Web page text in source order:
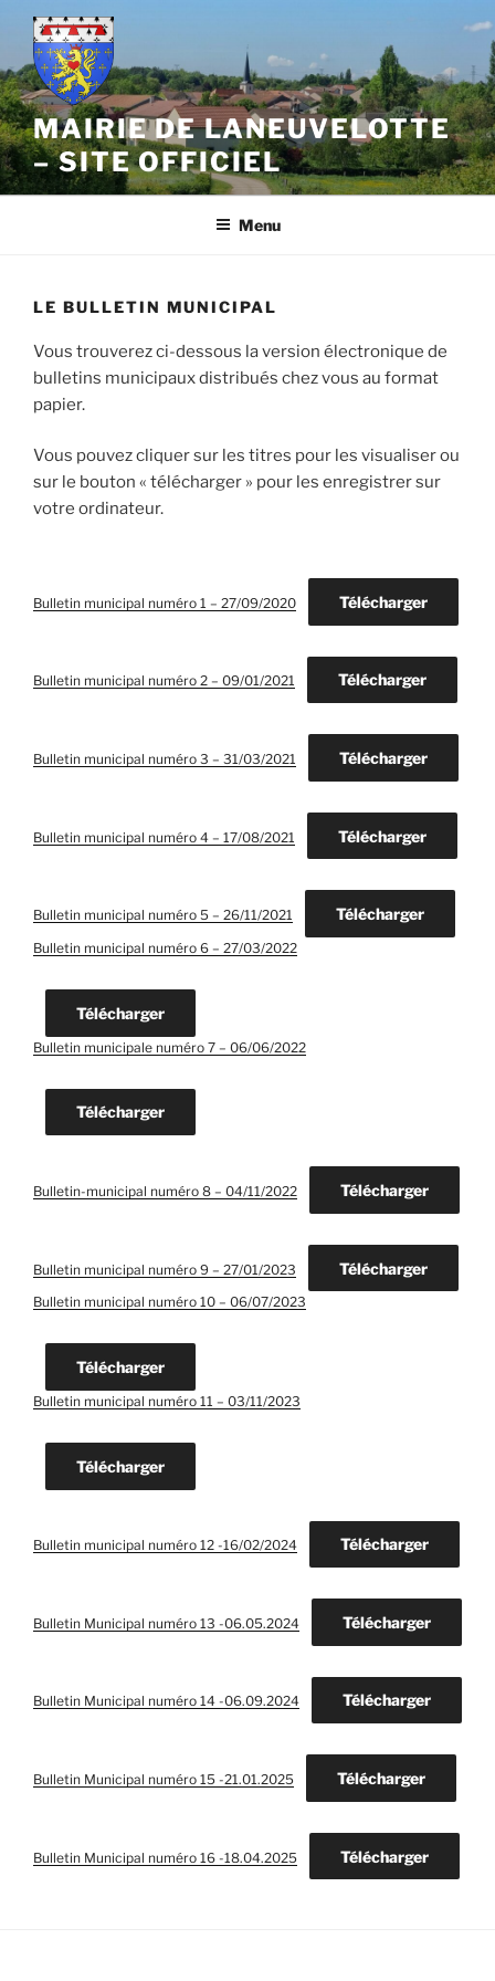
Aller
contenu
principal
MAIRIE DE LANEUVELOTTE
– SITE OFFICIEL
Menu
LE BULLETIN MUNICIPAL
Vous trouverez ci-dessous la version électronique de
bulletins municipaux distribués chez vous au format
papier.
Vous pouvez cliquer sur les titres pour les visualiser ou
sur le bouton « télécharger » pour les enregistrer sur
votre ordinateur.
Bulletin municipal numéro 1 – 27/09/2020 Télécharger
Bulletin municipal numéro 2 – 09/01/2021 Télécharger
Bulletin municipal numéro 3 – 31/03/2021 Télécharger
Bulletin municipal numéro 4 – 17/08/2021 Télécharger
Bulletin municipal numéro 5 – 26/11/2021 Télécharger
Bulletin municipal numéro 6 – 27/03/2022
Télécharger
Bulletin municipale numéro 7 – 06/06/2022
Télécharger
Bulletin-municipal numéro 8 – 04/11/2022 Télécharger
Bulletin municipal numéro 9 – 27/01/2023 Télécharger
Bulletin municipal numéro 10 – 06/07/2023
Télécharger
Bulletin municipal numéro 11 – 03/11/2023
Télécharger
Bulletin municipal numéro 12 -16/02/2024 Télécharger
Bulletin Municipal numéro 13 -06.05.2024 Télécharger
Bulletin Municipal numéro 14 -06.09.2024 Télécharger
Bulletin Municipal numéro 15 -21.01.2025 Télécharger
Bulletin Municipal numéro 16 -18.04.2025 Télécharger